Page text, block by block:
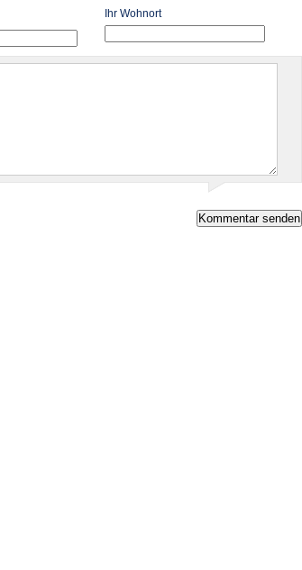
Ihr Wohnort